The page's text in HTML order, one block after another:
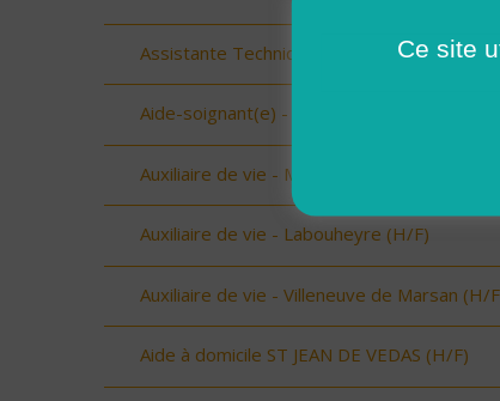
Assistante Technique - Beaufort (73034)
Aide-soignant(e) - Aime (73210) (H/F)
Auxiliaire de vie - Mimizan (H/F)
Auxiliaire de vie - Labouheyre (H/F)
Auxiliaire de vie - Villeneuve de Marsan (H/
Aide à domicile ST JEAN DE VEDAS (H/F)
Ce site